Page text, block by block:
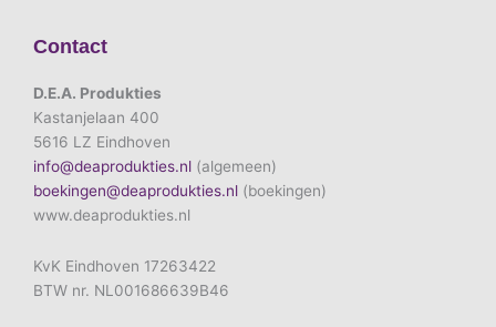
Contact
D.E.A. Produkties
Kastanjelaan 400
5616 LZ Eindhoven
info@deaprodukties.nl (algemeen)
boekingen@deaprodukties.nl (boekingen)
www.deaprodukties.nl
KvK Eindhoven 17263422
BTW nr. NL001686639B46